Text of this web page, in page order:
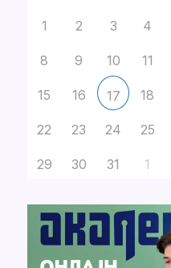
1 2 3 4
8 9 10 11
15 16 17 18
22 23 24 25
29 30 31 1